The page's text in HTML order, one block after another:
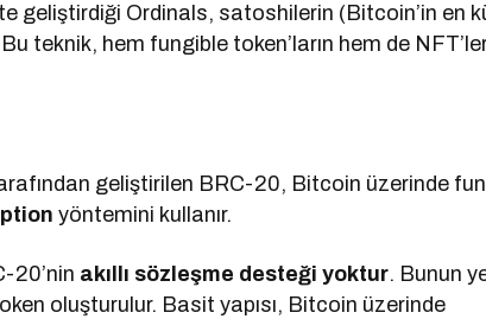
geliştirdiği Ordinals, satoshilerin (Bitcoin’in en
teknik, hem fungible token’ların hem de
geliştirilen BRC-20, Bitcoin üzerinde
yöntemini kullanır.
20’nin akıllı sözleşme desteği yoktur. Bunun
oluşturulur. Basit yapısı, Bitcoin üzerinde